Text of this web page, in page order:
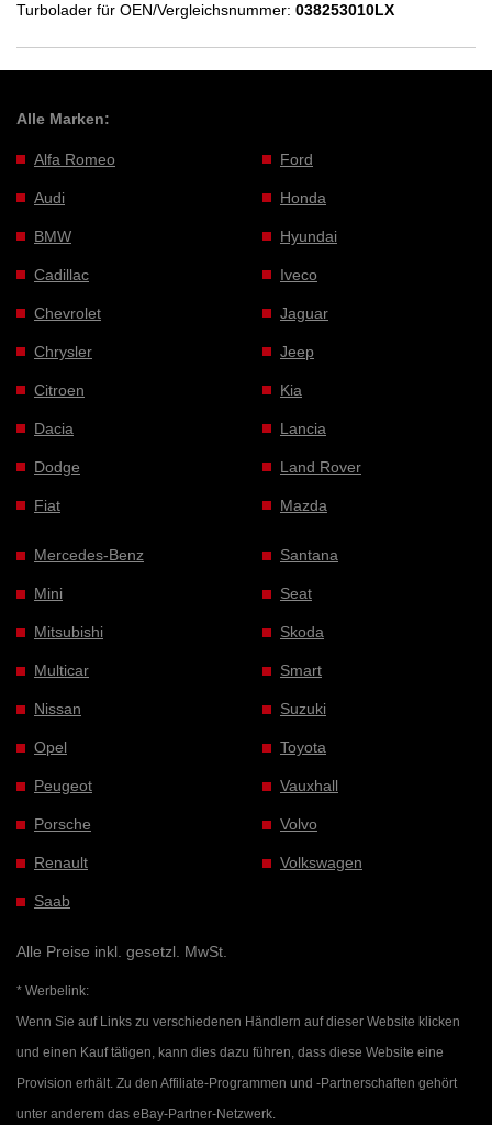
Turbolader für OEN/Vergleichsnummer: 038253010LX
Alle Marken:
Alfa Romeo
Audi
BMW
Cadillac
Chevrolet
Chrysler
Citroen
Dacia
Dodge
Fiat
Ford
Honda
Hyundai
Iveco
Jaguar
Jeep
Kia
Lancia
Land Rover
Mazda
Mercedes-Benz
Mini
Mitsubishi
Multicar
Nissan
Opel
Peugeot
Porsche
Renault
Saab
Santana
Seat
Skoda
Smart
Suzuki
Toyota
Vauxhall
Volvo
Volkswagen
Alle Preise inkl. gesetzl. MwSt.
* Werbelink:
Wenn Sie auf Links zu verschiedenen Händlern auf dieser Website klicken
und einen Kauf tätigen, kann dies dazu führen, dass diese Website eine
Provision erhält. Zu den Affiliate-Programmen und -Partnerschaften gehört
unter anderem das eBay-Partner-Netzwerk.